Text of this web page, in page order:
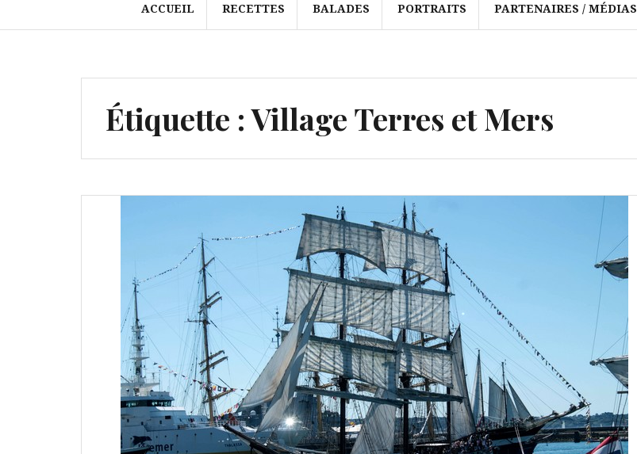
ACCUEIL RECETTES BALADES PORTRAITS PARTENAIRES / MÉDIAS
Étiquette :Village Terres et Mers